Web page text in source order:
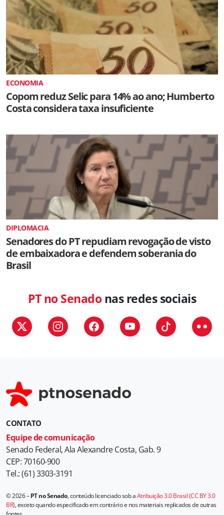
ECONOMIA
Copom reduz Selic para 14% ao ano; Humberto
Costa considera taxa insuficiente
DIPLOMACIA
Senadores do PT repudiam revogação de visto
de embaixadora e defendem soberania do
Brasil
PT no Senadonas redes sociais
CONTATO
Equipe de comunicação
Senado Federal, Ala Alexandre Costa, Gab. 9
CEP: 70160-900
Tel.: (61) 3303-3191
© 2026 –PT no Senado, conteúdo licenciado sob aAtribuição 3.0 Brasil (CC BY 3.0
BR), exceto quando especificado em contrário e nos materiais replicados de outras